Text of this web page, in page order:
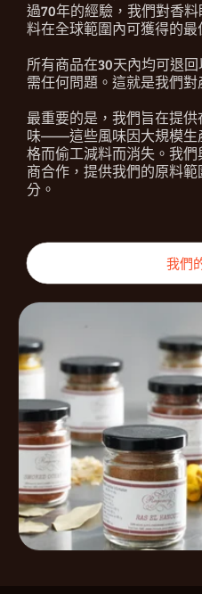
過70年的經驗，我們對香
料在全球範圍內可獲得的最
所有商品在30天內均可退
需任何問題。這就是我們對
最重要的是，我們旨在提
味——這些風味因大規模生
格而偷工減料而消失。我
商合作，提供我們的原料
分。
我們